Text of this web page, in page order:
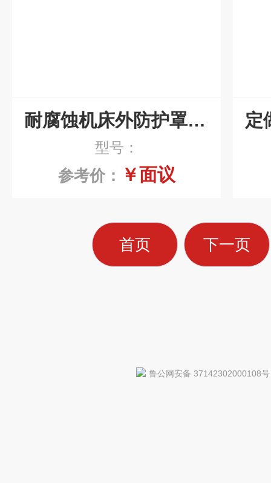
耐腐蚀机床外防护罩定制
型号：
参考价： ￥面议
首页 下一页
鲁公网安备 37142302000108号